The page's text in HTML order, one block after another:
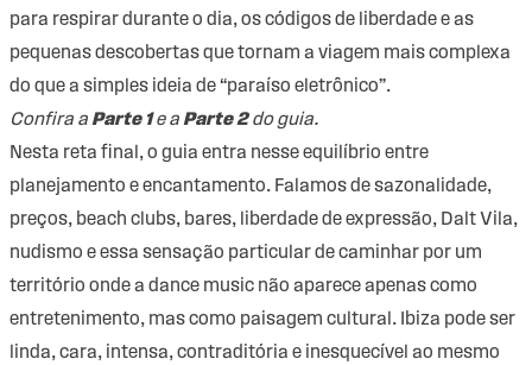
para respirar durante o dia, os códigos de liberdade e as
pequenas descobertas que tornam a viagem mais complexa
do que a simples ideia de “paraíso eletrônico”.
Confira aParte 1e aParte 2do guia.
Nesta reta final, o guia entra nesse equilíbrio entre
planejamento e encantamento. Falamos de sazonalidade,
preços, beach clubs, bares, liberdade de expressão, Dalt Vila,
nudismo e essa sensação particular de caminhar por um
território onde a dance music não aparece apenas como
entretenimento, mas como paisagem cultural. Ibiza pode ser
linda, cara, intensa, contraditória e inesquecível ao mesmo